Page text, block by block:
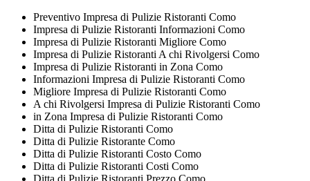
Preventivo Impresa di Pulizie Ristoranti Como
Impresa di Pulizie Ristoranti Informazioni Como
Impresa di Pulizie Ristoranti Migliore Como
Impresa di Pulizie Ristoranti A chi Rivolgersi Como
Impresa di Pulizie Ristoranti in Zona Como
Informazioni Impresa di Pulizie Ristoranti Como
Migliore Impresa di Pulizie Ristoranti Como
A chi Rivolgersi Impresa di Pulizie Ristoranti Como
in Zona Impresa di Pulizie Ristoranti Como
Ditta di Pulizie Ristoranti Como
Ditta di Pulizie Ristorante Como
Ditta di Pulizie Ristoranti Costo Como
Ditta di Pulizie Ristoranti Costi Como
Ditta di Pulizie Ristoranti Prezzo Como